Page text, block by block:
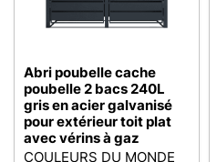
Abri poubelle cache
poubelle 2 bacs 240L
gris en acier galvanisé
pour extérieur toit plat
avec vérins à gaz
COULEURS DU MONDE